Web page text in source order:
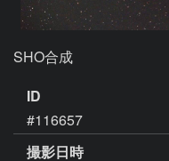
SHO合成
ID
#116657
撮影日時